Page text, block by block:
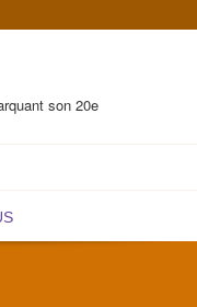
son 20e